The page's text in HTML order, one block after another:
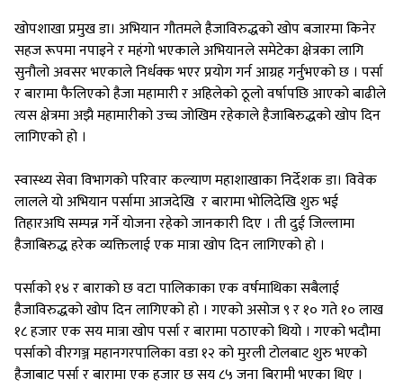
खोपशाखा प्रमुख डा। अभियान गौतमले हैजाविरुद्धको खोप बजारमा किनेर
सहज रूपमा नपाइने र महंगो भएकाले अभियानले समेटेका क्षेत्रका लागि
सुनौलो अवसर भएकाले निर्धक्क भएर प्रयोग गर्न आग्रह गर्नुभएको छ । पर्सा
र बारामा फैलिएको हैजा महामारी र अहिलेको ठूलो वर्षापछि आएको बाढीले
त्यस क्षेत्रमा अझै महामारीको उच्च जोखिम रहेकाले हैजाबिरुद्धको खोप दिन
लागिएको हो ।
स्वास्थ्य सेवा विभागको परिवार कल्याण महाशाखाका निर्देशक डा। विवेक
लालले यो अभियान पर्सामा आजदेखि र बारामा भोलिदेखि शुरु भई
तिहारअघि सम्पन्न गर्ने योजना रहेको जानकारी दिए । ती दुई जिल्लामा
हैजाबिरुद्ध हरेक व्यक्तिलाई एक मात्रा खोप दिन लागिएको हो ।
पर्साको १४ र बाराको छ वटा पालिकाका एक वर्षमाथिका सबैलाई
हैजाविरुद्धको खोप दिन लागिएको हो । गएको असोज ९ र १० गते १० लाख
१८ हजार एक सय मात्रा खोप पर्सा र बारामा पठाएको थियो । गएको भदौमा
पर्साको वीरगञ्ज महानगरपालिका वडा १२ को मुरली टोलबाट शुरु भएको
हैजाबाट पर्सा र बारामा एक हजार छ सय ८५ जना बिरामी भएका थिए ।